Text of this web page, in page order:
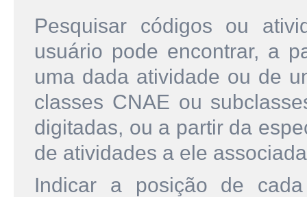
Pesquisar códigos ou
usuário pode encontrar, a
uma dada atividade ou de
classes CNAE ou
digitadas, ou a partir da
de atividades a ele
Indicar a posição de